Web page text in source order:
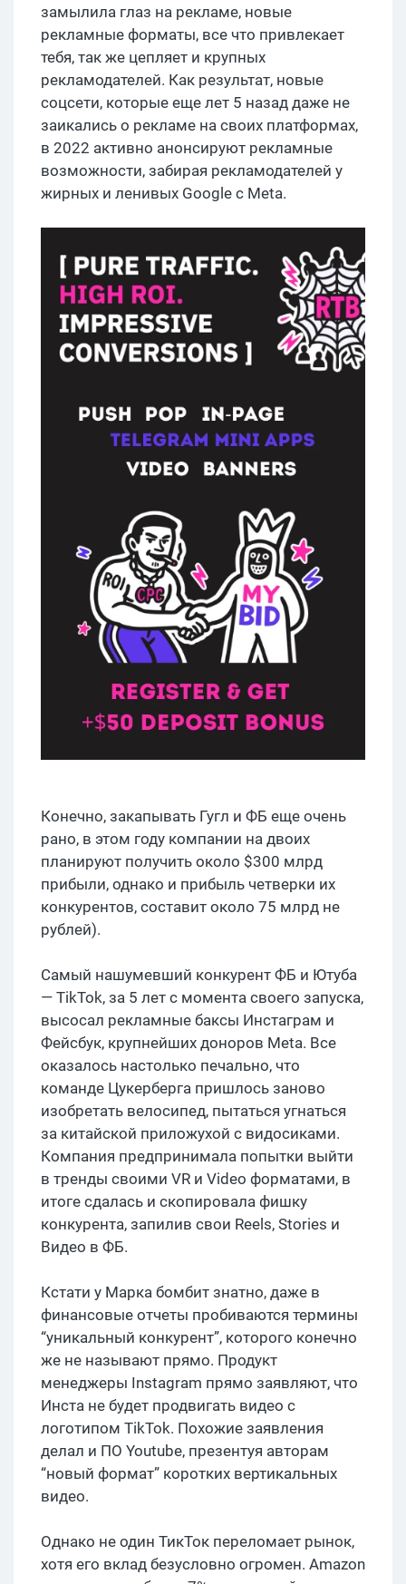
замылила глаз на рекламе, новые
рекламные форматы, все что привлекает
тебя, так же цепляет и крупных
рекламодателей. Как результат, новые
соцсети, которые еще лет 5 назад даже не
заикались о рекламе на своих платформах,
в 2022 активно анонсируют рекламные
возможности, забирая рекламодателей у
жирных и ленивых Google с Meta.
Конечно, закапывать Гугл и ФБ еще очень
рано, в этом году компании на двоих
планируют получить около $300 млрд
прибыли, однако и прибыль четверки их
конкурентов, составит около 75 млрд не
рублей).
Самый нашумевший конкурент ФБ и Ютуба
— TikTok, за 5 лет с момента своего запуска,
высосал рекламные баксы Инстаграм и
Фейсбук, крупнейших доноров Meta. Все
оказалось настолько печально, что
команде Цукерберга пришлось заново
изобретать велосипед, пытаться угнаться
за китайской приложухой с видосиками.
Компания предпринимала попытки выйти
в тренды своими VR и Video форматами, в
итоге сдалась и скопировала фишку
конкурента, запилив свои Reels, Stories и
Видео в ФБ.
Кстати у Марка бомбит знатно, даже в
финансовые отчеты пробиваются термины
“уникальный конкурент”, которого конечно
же не называют прямо. Продукт
менеджеры Instagram прямо заявляют, что
Инста не будет продвигать видео с
логотипом TikTok. Похожие заявления
делал и ПО Youtube, презентуя авторам
“новый формат” коротких вертикальных
видео.
Однако не один ТикТок переломает рынок,
хотя его вклад безусловно огромен. Amazon